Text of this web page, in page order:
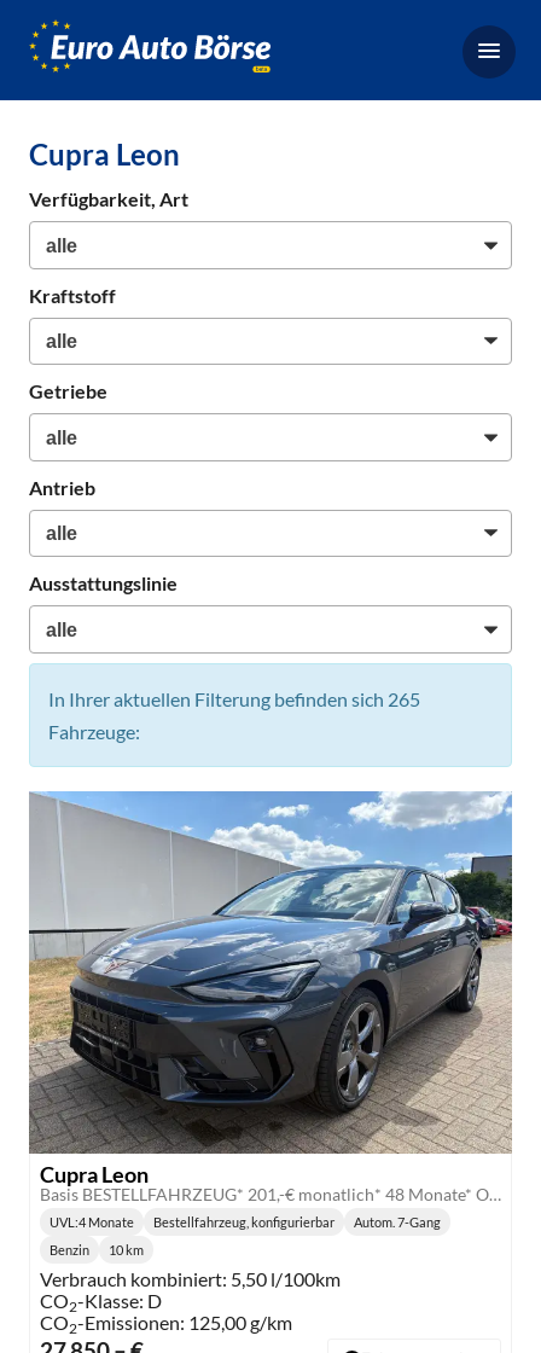
Börse,
Neuwagen
Cupra Leon
Verfügbarkeit, Art
Kraftstoff
Getriebe
Antrieb
Ausstattungslinie
In Ihrer aktuellen Filterung befinden sich 265
Fahrzeuge:
Cupra Leon
Basis BESTELLFAHRZEUG* 201,-€ monatlich* 48 Monate* Ohne Kilometerbegrenzung*
Lieferzeit:
UVL :4 Monate Bestellfahrzeug, konfigurierbar
Getriebe:
Autom. 7-Gang
Kraftstoff:
Benzin
Kilometerstand:
10 km
Verbrauch kombiniert: 5,50 l/100km
CO2-Klasse: D
CO2-Emissionen: 125,00 g/km